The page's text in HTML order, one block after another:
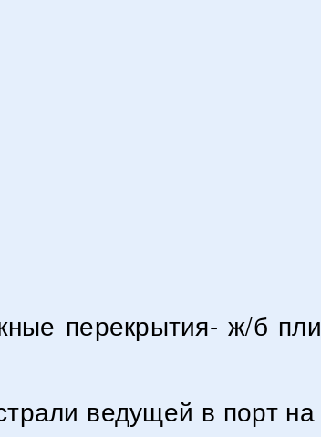
перекрытия- ж/б
ведущей в порт